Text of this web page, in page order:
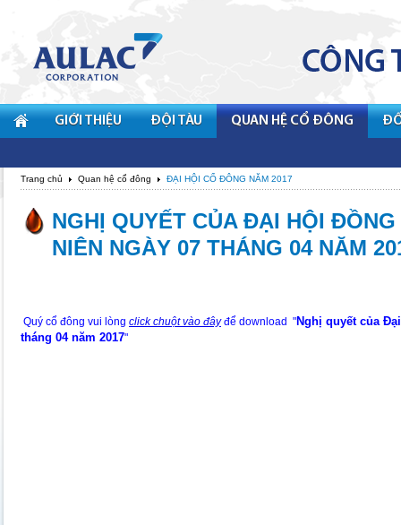
GIỚI THIỆU ĐỘI TÀU QUAN HỆ CỔ ĐÔNG
Trang chủ Quan hệ cổ đông ĐẠI HỘI CỔ ĐÔNG NĂM 2017
NGHỊ QUYẾT CỦA ĐẠI HỘI
NIÊN NGÀY 07 THÁNG 04 NĂM
Quý cổ đông vui lòng click chuột vào đây để download "Nghị quyết của
tháng 04 năm 2017"